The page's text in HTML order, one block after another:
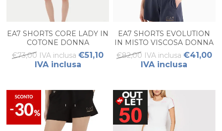
EA7 SHORTS CORE LADY IN
COTONE DONNA
€73,00 IVA inclusa €51,10
IVA inclusa
EA7 SHORTS EVOLUTION
IN MISTO VISCOSA DONNA
€82,00 IVA inclusa €41,00
IVA inclusa